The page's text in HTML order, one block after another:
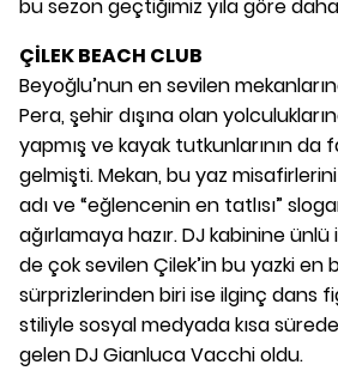
bu sezon geçtiğimiz yıla göre daha
ÇİLEK BEACH CLUB
Beyoğlu’nun en sevilen
Pera, şehir dışına olan
yapmış ve kayak tutkunlarının da
gelmişti. Mekan, bu yaz
adı ve “eğlencenin en tatlısı”
ağırlamaya hazır. DJ kabinine ünlü
de çok sevilen Çilek’in bu yazki en
sürprizlerinden biri ise ilginç dans
stiliyle sosyal medyada kısa
gelen DJ Gianluca Vacchi oldu.